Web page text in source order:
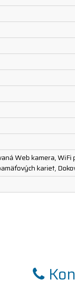
Web kamera,
kariet,